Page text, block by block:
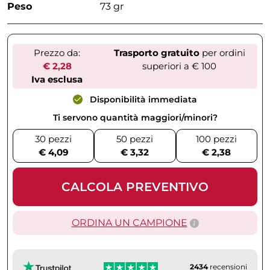
Peso 73 gr
Prezzo da:
€ 2,28
Iva esclusa
Trasporto gratuitoper ordini
superiori a € 100
Disponibilità immediata
Ti servono quantità maggiori/minori?
30 pezzi
€ 4,09
50 pezzi
€ 3,32
100 pezzi
€ 2,38
CALCOLA PREVENTIVO
ORDINA UN CAMPIONE
2434recensioni